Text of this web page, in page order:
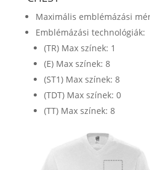
Maximális emblémázási
Emblémázási technológiák:
(TR) Max színek: 1
(E) Max színek: 8
(ST1) Max színek: 8
(TDT) Max színek: 0
(TT) Max színek: 8